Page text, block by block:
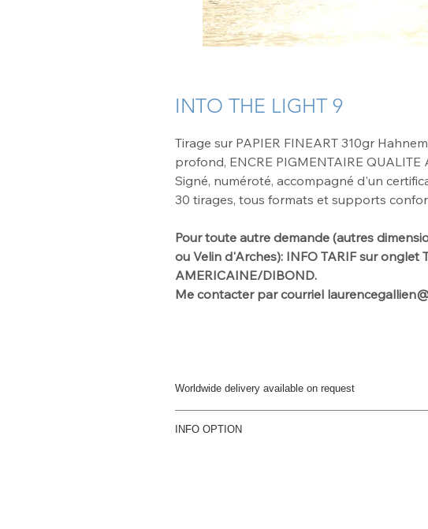
INTO THE LIGHT 9
Tirage sur PAPIER FINEART 310gr
profond, ENCRE PIGMENTAIRE QUALITE
Signé, numéroté, accompagné d'un
30 tirages, tous formats et supports
Pour toute autre demande (autres
ou Velin d'Arches): INFO TARIF sur onglet
AMERICAINE/DIBOND.
Me contacter par courriel
Worldwide delivery available on request
INFO OPTION